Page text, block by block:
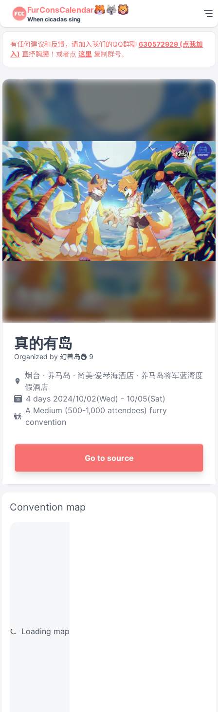
FurConsCalendar
When cicadas sing
有任何建议和反馈，请加入我们的QQ群聊 630572929 (点我加
入) 直抒胸臆！或者点 这里 复制群号。
真的有岛
Organized by 幻兽岛 9
烟台 · 养马岛 · 尚美·爱琴海酒店 · 养马岛将军蓝湾度
假酒店
4 days 2024/10/02(Wed) - 10/05(Sat)
A Medium (500-1,000 attendees) furry
convention
Go to source
Convention map
Loading map